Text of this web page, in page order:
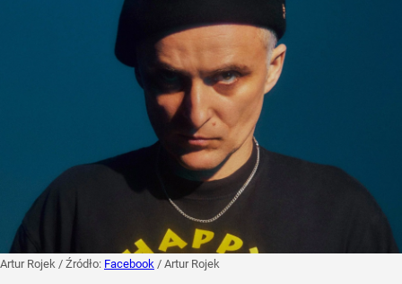
Artur Rojek / Źródło: Facebook / Artur Rojek